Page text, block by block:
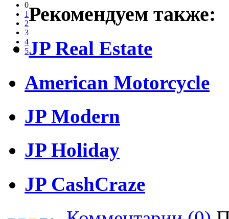
0
1
2
3
4
5
Рекомендуем также:
JP Real Estate
American Motorcycle
JP Modern
JP Holiday
JP CashCraze